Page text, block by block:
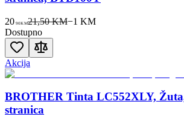
20 90KM21,50 KM−1 KM
Dostupno
Akcija
BROTHER Tinta LC552XLY,
stranica